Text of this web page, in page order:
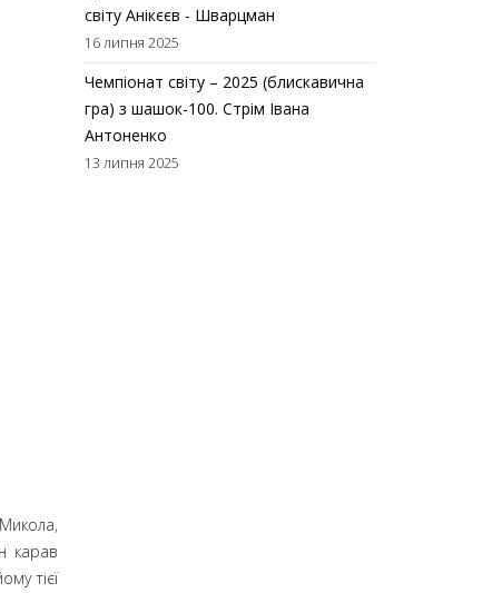
карав
тієї
світу Анікєєв - Шварцман
16 липня 2025
Чемпіонат світу – 2025 (блискавична
гра) з шашок-100. Стрім Івана
Антоненко
13 липня 2025